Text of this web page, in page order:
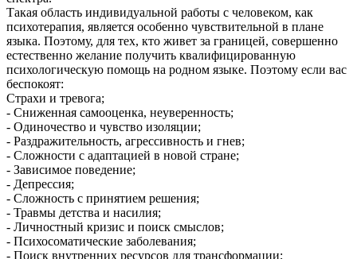
Такая область индивидуальной работы с человеком, как
психотерапия, является особенно чувствительной в плане
языка. Поэтому, для тех, кто живет за границей, совершенно
естественно желание получить квалифицированную
психологическую помощь на родном языке. Поэтому если вас
беспокоят:
Страхи и тревога;
- Сниженная самооценка, неуверенность;
- Одиночество и чувство изоляции;
- Раздражительность, агрессивность и гнев;
- Сложности с адаптацией в новой стране;
- Зависимое поведение;
- Депрессия;
- Сложность с принятием решения;
- Травмы детства и насилия;
- Личностный кризис и поиск смыслов;
- Психосоматические заболевания;
- Поиск внутренних ресурсов для трансформации;